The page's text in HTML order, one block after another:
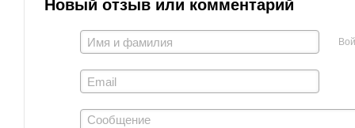
Новый отзыв или комментарий